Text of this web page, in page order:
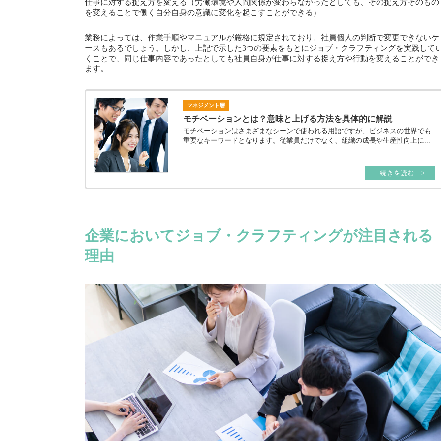
仕事に対する捉え方を変える（労働環境や人間関係が変わらなかったとしても、その捉え方そのもの
を変えることで働く自分自身の意識に変化を起こすことができる）
業務によっては、作業手順やマニュアルが厳格に規定されており、社員個人の判断で変更できないケ
ースもあるでしょう。しかし、上記で示した3つの要素をもとにジョブ・クラフティングを実践して
くことで、同じ仕事内容であったとしても社員自身が仕事に対する捉え方や行動を変えることができ
ます。
マネジメント層
モチベーションとは？意味と上げる方法を具体的に解説
モチベーションはさまざまなシーンで使われる用語ですが、ビジネスの世界でも
重要なキーワードとなります。従業員だけでなく、組織の成長や生産性向上に...
続きを読む >
企業においてジョブ・クラフティングが注目される
理由